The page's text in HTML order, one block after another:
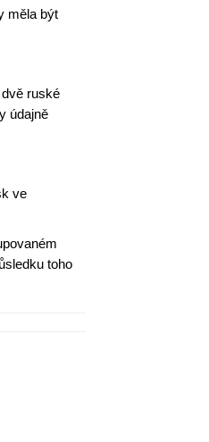
měla být
ruské
údajně
ve
toho